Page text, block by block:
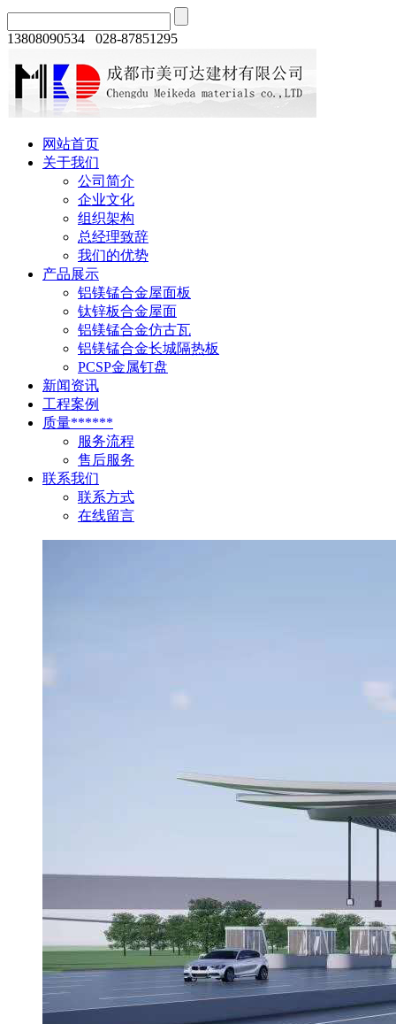
13808090534 028-87851295
网站首页
关于我们
公司简介
企业文化
组织架构
总经理致辞
我们的优势
产品展示
铝镁锰合金屋面板
钛锌板合金屋面
铝镁锰合金仿古瓦
铝镁锰合金长城隔热板
PCSP金属钉盘
新闻资讯
工程案例
质量******
服务流程
售后服务
联系我们
联系方式
在线留言